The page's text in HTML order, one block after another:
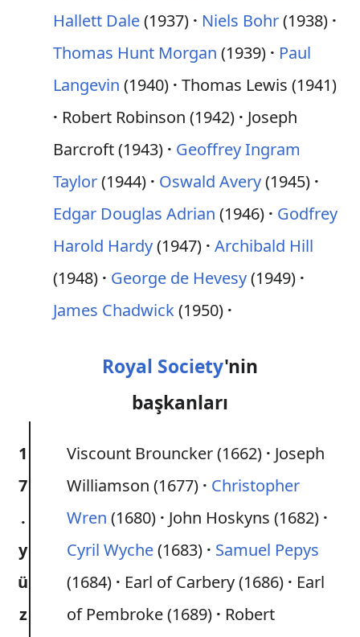
Hallett Dale(1937) Niels Bohr(1938)
Thomas Hunt Morgan (1939)
Paul
Langevin (1940) Thomas Lewis (1941)
Robert Robinson (1942)
Joseph
Barcroft (1943)
Geoffrey Ingram
Taylor(1944) Oswald Avery(1945)
Edgar Douglas Adrian (1946)
Godfrey
Harold Hardy(1947) Archibald Hill
(1948)
George de Hevesy(1949)
James Chadwick(1950)
Royal Society'nin
başkanları
1
7
.
y
ü
z
Viscount Brouncker (1662)
Joseph
Williamson (1677)
Christopher
Wren (1680)
John Hoskyns (1682)
Cyril Wyche(1683)
Samuel Pepys
(1684)
Earl of Carbery (1686)
Earl
of Pembroke (1689)
Robert